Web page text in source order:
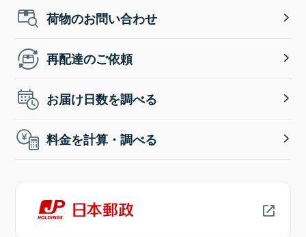
荷物のお問い合わせ
再配達のご依頼
お届け日数を調べる
料金を計算・調べる